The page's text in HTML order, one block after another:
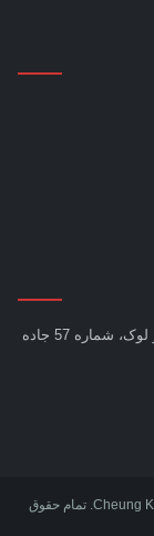
آپارتمان 16/FL، فاز 2، مرکز صنعتی سوپر لوک، شماره 57 جاده
حقوق چاپ © 2025-2026 Cheung Kong Machinery (HK) Limited. تمام حقوق